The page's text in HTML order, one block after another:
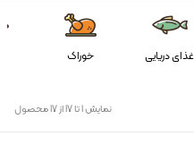
غذای دریایی خوراک
نمایش 1 تا 17 از 17 محصول